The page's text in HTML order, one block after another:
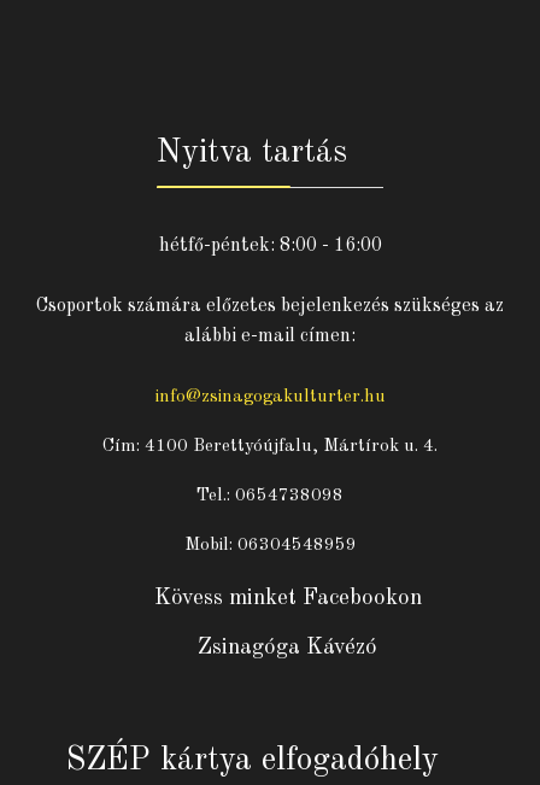
Nyitva tartás
hétfő-péntek: 8:00 - 16:00
Csoportok számára előzetes bejelenkezés szükséges az
alábbi e-mail címen:
info@zsinagogakulturter.hu
Cím: 4100 Berettyóújfalu, Mártírok u. 4.
Tel.: 0654738098
Mobil: 06304548959
Kövess minket Facebookon
Zsinagóga Kávézó
SZÉP kártya elfogadóhely